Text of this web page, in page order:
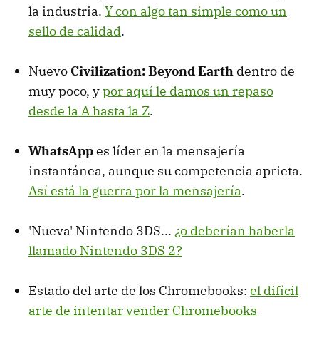
la industria. Y con algo tan simple como un
sello de calidad.
Nuevo Civilization: Beyond Earth dentro de
muy poco, ypor aquí le damos un repaso
desde la A hasta la Z.
WhatsAppes líder en la mensajería
instantánea, aunque su competencia aprieta.
Así está la guerra por la mensajería.
'Nueva' Nintendo 3DS... ¿o deberían haberla
llamado Nintendo 3DS 2?
Estado del arte de los Chromebooks: el difícil
arte de intentar vender Chromebooks